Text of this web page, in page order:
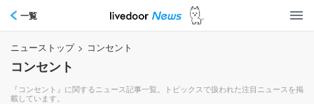
一覧
ニューストップ > コンセント
コンセント
『コンセント』に関するニュース記事一覧。トピックスで扱われた注目ニュースを掲
載しています。